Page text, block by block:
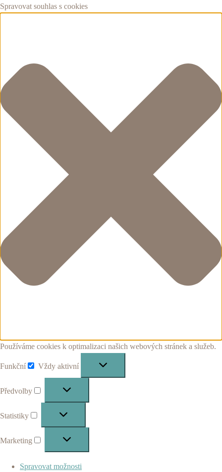
Spravovat souhlas s cookies
Používáme cookies k optimalizaci našich webových stránek a služeb.
Funkční
Funkční
Vždy aktivní
Předvolby
Statistiky
Marketing
Spravovat možnosti